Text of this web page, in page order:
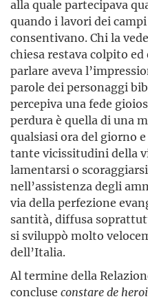
alla quale partecipava
quando i lavori dei
consentivano. Chi la
chiesa restava colpito
parlare aveva
parole dei personaggi
percepiva una fede
perdura è quella di una
qualsiasi ora del giorno
tante vicissitudini della
lamentarsi o
nell’assistenza degli
via della perfezione
santità, diffusa
si sviluppò molto
dell’Italia.
Al termine della
concluse constare de